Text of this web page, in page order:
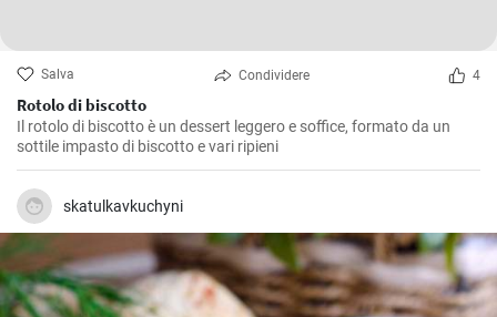
Salva Condividere 4
Rotolo di biscotto
Il rotolo di biscotto è un dessert leggero e soffice, formato da un
sottile impasto di biscotto e vari ripieni
skatulkavkuchyni